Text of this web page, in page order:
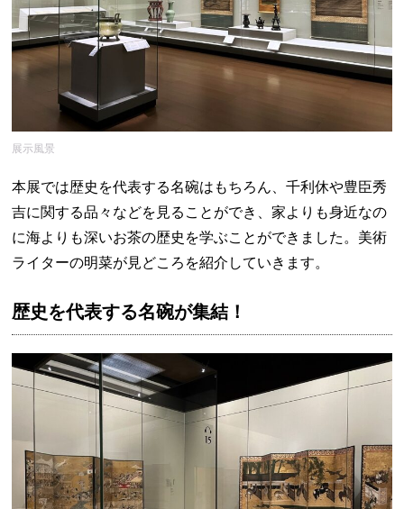
展示風景
本展では歴史を代表する名碗はもちろん、千利休や豊臣秀
吉に関する品々などを見ることができ、家よりも身近なの
に海よりも深いお茶の歴史を学ぶことができました。美術
ライターの明菜が見どころを紹介していきます。
歴史を代表する名碗が集結！